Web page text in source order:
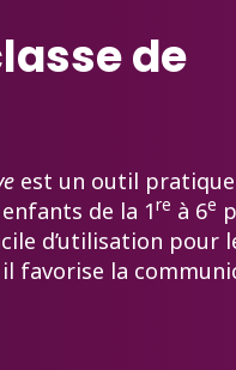
de
est un outil
de la 1re à 6e
d’utilisation pour
favorise la